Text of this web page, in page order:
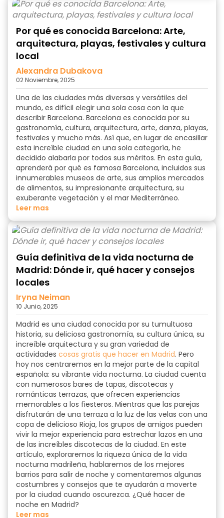
Por qué es conocida Barcelona: Arte,
arquitectura, playas, festivales y cultura
local
Alexandra Dubakova
02 Noviembre, 2025
Una de las ciudades más diversas y versátiles del
mundo, es difícil elegir una sola cosa con la que
describir Barcelona. Barcelona es conocida por su
gastronomía, cultura, arquitectura, arte, danza, playas,
festivales y mucho más. Así que, en lugar de encasillar
esta increíble ciudad en una sola categoría, he
decidido alabarla por todos sus méritos. En esta guía,
aprenderá por qué es famosa Barcelona, incluidos sus
innumerables museos de arte, sus amplios mercados
de alimentos, su impresionante arquitectura, su
exuberante vegetación y el mar Mediterráneo.
Leer mas
Guía definitiva de la vida nocturna de
Madrid: Dónde ir, qué hacer y consejos
locales
Iryna Neiman
10 Junio, 2025
Madrid es una ciudad conocida por su tumultuosa
historia, su deliciosa gastronomía, su cultura única, su
increíble arquitectura y su gran variedad de
actividades cosas gratis que hacer en Madrid. Pero
hoy nos centraremos en la mejor parte de la capital
española: su vibrante vida nocturna. La ciudad cuenta
con numerosos bares de tapas, discotecas y
románticas terrazas, que ofrecen experiencias
memorables a los fiesteros. Mientras que las parejas
disfrutarán de una terraza a la luz de las velas con una
copa de delicioso Rioja, los grupos de amigos pueden
vivir la mejor experiencia para estrechar lazos en una
de las increíbles discotecas de la ciudad. En este
artículo, exploraremos la riqueza única de la vida
nocturna madrileña, hablaremos de los mejores
barrios para salir de noche y comentaremos algunas
costumbres y consejos que te ayudarán a moverte
por la ciudad cuando oscurezca. ¿Qué hacer de
noche en Madrid?
Leer mas